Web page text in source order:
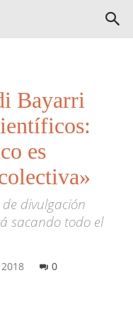
Bayarri
es
divulgación
sacando todo el
0